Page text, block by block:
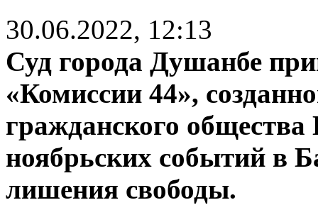
30.06.2022, 12:13
Суд города Душанбе
«Комиссии 44»,
гражданского
ноябрьских событий в
лишения свободы.